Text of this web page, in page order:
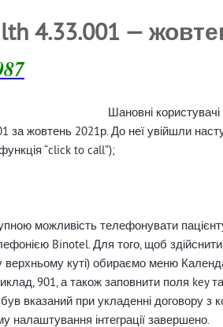
4.33.001 —
Шановні
за жовтень 2021р. До неї увійшли
“click to call”);
можливість телефонувати
Binotel. Для того, щоб
куті) обираємо меню
901, а також заповнити поля
вказаний при укладенні договору
налаштування інтеграції завершено.